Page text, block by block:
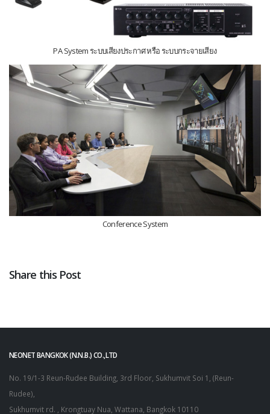
PA System ระบบเสียงประกาศ หรือ ระบบกระจายเสียง
Conference System
Share this Post
NEONET BANGKOK (N.N.B.) CO.,LTD
No. 19/1-3 Reun-Rudee Building, 3rd Floor, Sukhumvit Soi 1, (Reun-
Rudee),
Sukhumvit rd. , Krongtuay Nua, Wattana, Bangkok 10110